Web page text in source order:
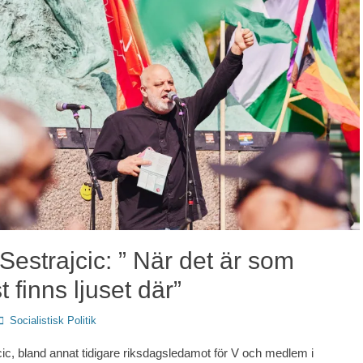
” När det är som
finns ljuset där”
Socialistisk Politik
bland annat tidigare riksdagsledamot för V och medlem i